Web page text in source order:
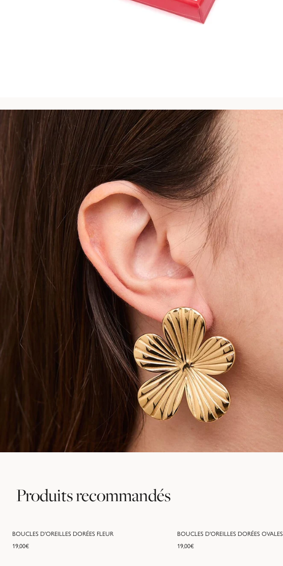
Produits recommandés
BOUCLES D'OREILLES DORÉES FLEUR
19,00€
BOUCLES D'OREILLES DORÉES OVALES
19,00€